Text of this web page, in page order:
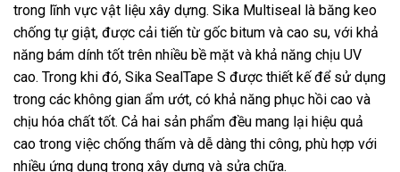
trong lĩnh vực vật liệu xây dựng. Sika Multiseal là băng keo
chống tự giật, được cải tiến từ gốc bitum và cao su, với khả
năng bám dính tốt trên nhiều bề mặt và khả năng chịu UV
cao. Trong khi đó, Sika SealTape S được thiết kế để sử dụng
trong các không gian ẩm ướt, có khả năng phục hồi cao và
chịu hóa chất tốt. Cả hai sản phẩm đều mang lại hiệu quả
cao trong việc chống thấm và dễ dàng thi công, phù hợp với
nhiều ứng dụng trong xây dựng và sửa chữa.